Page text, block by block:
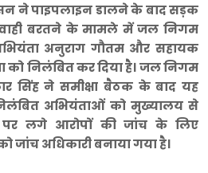
ने पाइपलाइन डालने के बाद सड़क
बरतने के मामले में जल निगम
अनुराग गौतम और सहायक
को निलंबित कर दिया है। जल निगम
सिंह ने समीक्षा बैठक के बाद यह
निलंबित अभियंताओं को मुख्यालय से
पर लगे आरोपों की जांच के लिए
जांच अधिकारी बनाया गया है।